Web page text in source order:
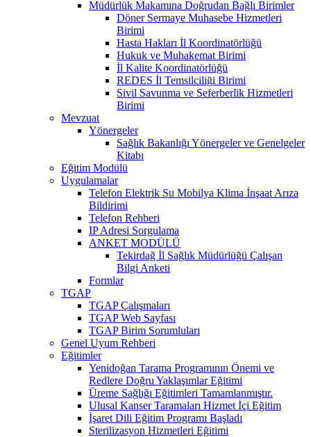
Müdürlük Makamına Doğrudan Bağlı Birimler
Döner Sermaye Muhasebe Hizmetleri
Birimi
Hasta Hakları İl Koordinatörlüğü
Hukuk ve Muhakemat Birimi
İl Kalite Koordinatörlüğü
REDES İl Temsilciliği Birimi
Sivil Savunma ve Seferberlik Hizmetleri
Birimi
Mevzuat
Yönergeler
Sağlık Bakanlığı Yönergeler ve Genelgeler
Kitabı
Eğitim Modülü
Uygulamalar
Telefon Elektrik Su Mobilya Klima İnşaat Arıza
Bildirimi
Telefon Rehberi
IP Adresi Sorgulama
ANKET MODÜLÜ
Tekirdağ İl Sağlık Müdürlüğü Çalışan
Bilgi Anketi
Formlar
TGAP
TGAP Çalışmaları
TGAP Web Sayfası
TGAP Birim Sorumluları
Genel Uyum Rehberi
Eğitimler
Yenidoğan Tarama Programının Önemi ve
Redlere Doğru Yaklaşımlar Eğitimi
Üreme Sağlığı Eğitimleri Tamamlanmıştır.
Ulusal Kanser Taramaları Hizmet İçi Eğitim
İşaret Dili Eğitim Programı Başladı
Sterilizasyon Hizmetleri Eğitimi